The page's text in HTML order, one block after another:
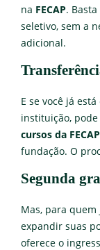
na FECAP.
seletivo, sem a
adicional.
E se você já
instituição,
cursos da FECAP
fundação. O
Segunda
Mas, para
expandir suas
oferece o